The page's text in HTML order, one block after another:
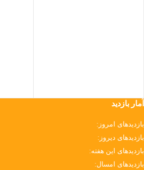
آمار بازدید
بازدیدهای امروز:
بازدیدهای دیروز:
بازدیدهای این هفته:
بازدیدهای امسال: